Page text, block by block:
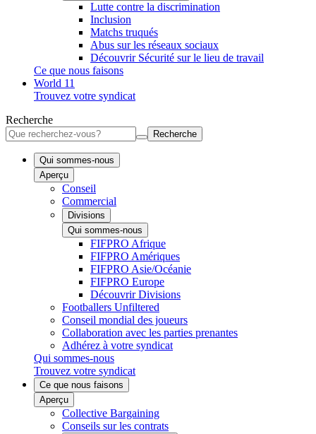
Lutte contre la discrimination
Inclusion
Matchs truqués
Abus sur les réseaux sociaux
Découvrir Sécurité sur le lieu de travail
Ce que nous faisons
World 11
Trouvez votre syndicat
Recherche
Recherche
Qui sommes-nous
Aperçu
Conseil
Commercial
Divisions
Qui sommes-nous
FIFPRO Afrique
FIFPRO Amériques
FIFPRO Asie/Océanie
FIFPRO Europe
Découvrir Divisions
Footballers Unfiltered
Conseil mondial des joueurs
Collaboration avec les parties prenantes
Adhérez à votre syndicat
Qui sommes-nous
Trouvez votre syndicat
Ce que nous faisons
Aperçu
Collective Bargaining
Conseils sur les contrats